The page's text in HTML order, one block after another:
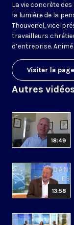
La vie concrète
la lumière de la
Thouvenel,
travailleurs
d’entreprise.
Visiter la
Autres
18:49
13:58